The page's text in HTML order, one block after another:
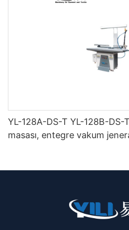
YL-128A-DS-T YL-128B-DS-
masası, entegre vakum